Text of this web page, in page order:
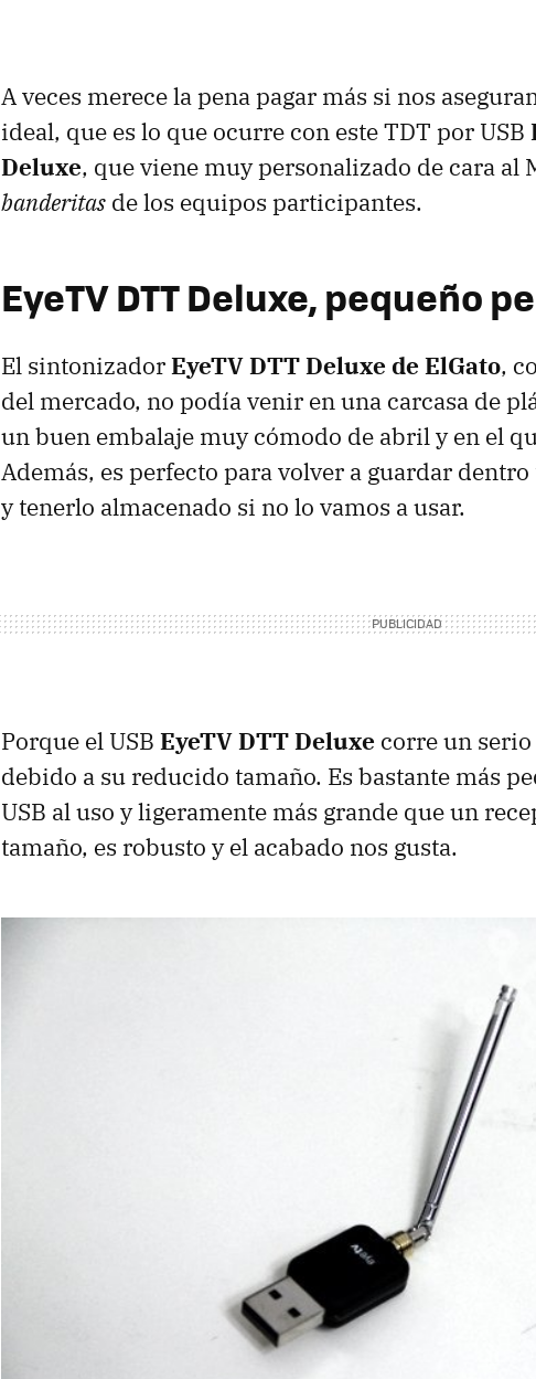
A veces merece la pena pagar más si nos
ideal, que es lo que ocurre con esteTDT por USB
Deluxe, que viene muy personalizado de cara al
banderitas de los equipos participantes.
EyeTVDTTDeluxe, pequeño
El sintonizadorEyeTVDTTDeluxe de ElGato,
del mercado, no podía venir en una carcasa de
un buen embalaje muy cómodo de abril y en el
Además, es perfecto para volver a guardar
y tenerlo almacenado si no lo vamos a usar.
Porque el USB EyeTVDTTDeluxe corre un
debido a su reducido tamaño. Es bastante más
USB al uso y ligeramente más grande que un
tamaño, es robusto y el acabado nos gusta.